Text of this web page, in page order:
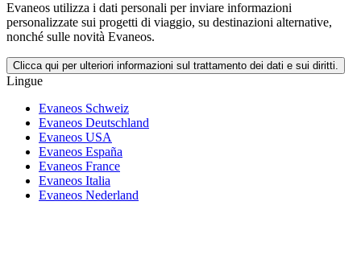
Evaneos utilizza i dati personali per inviare informazioni
personalizzate sui progetti di viaggio, su destinazioni alternative,
nonché sulle novità Evaneos.
Clicca qui per ulteriori informazioni sul trattamento dei dati e sui diritti.
Lingue
Evaneos Schweiz
Evaneos Deutschland
Evaneos USA
Evaneos España
Evaneos France
Evaneos Italia
Evaneos Nederland